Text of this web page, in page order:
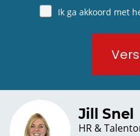
Jill Snel
HR &
Ik ga akkoord met